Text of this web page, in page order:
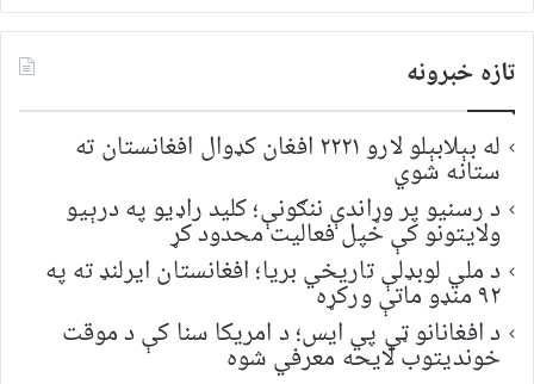
تازه خبرونه
له بېلابېلو لارو ۲۲۲۱ افغان کډوال افغانستان ته
ستانه شوي
د رسنیو پر وړاندې ننګونې؛ کلید راډیو په درېیو
ولایتونو کې خپل فعالیت محدود کړ
د ملي لوبډلې تاریخي بریا؛ افغانستان ایرلنډ ته په
۹۲ منډو ماتې ورکړه
د افغانانو ټي پي ایس؛ د امریکا سنا کې د موقت
خونديتوب لایحه معرفي شوه